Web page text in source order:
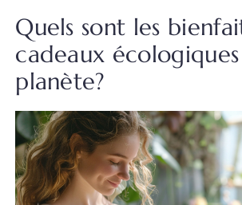
Quels sont les
cadeaux
planète?